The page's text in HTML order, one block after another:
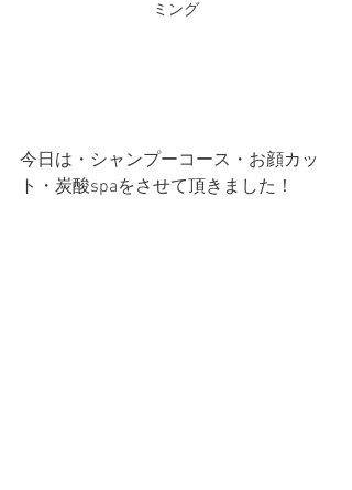
ミング
今日は・シャンプーコース・お顔カッ
ト・炭酸spaをさせて頂きました！